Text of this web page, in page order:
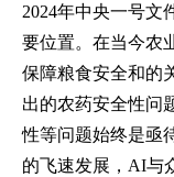
2024年中央一号文
要位置。在当今农
保障粮食安全和的
出的农药安全性问
性等问题始终是亟
的飞速发展，AI与